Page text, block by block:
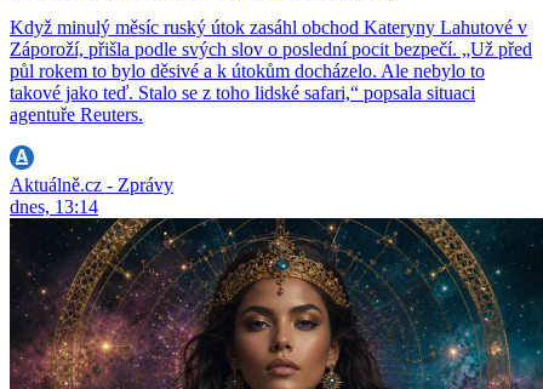
Když minulý měsíc ruský útok zasáhl obchod Kateryny Lahutové v
Záporoží, přišla podle svých slov o poslední pocit bezpečí. „Už před
půl rokem to bylo děsivé a k útokům docházelo. Ale nebylo to
takové jako teď. Stalo se z toho lidské safari,“ popsala situaci
agentuře Reuters.
Aktuálně.cz - Zprávy
dnes, 13:14